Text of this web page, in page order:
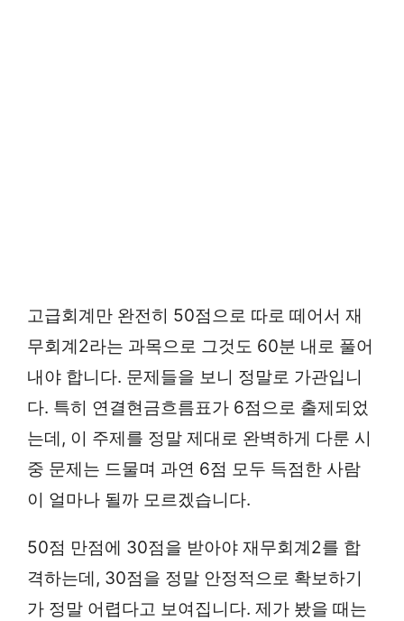
고급회계만 완전히 50점으로 따로 떼어서 재
무회계2라는 과목으로 그것도 60분 내로 풀어
내야 합니다. 문제들을 보니 정말로 가관입니
다. 특히 연결현금흐름표가 6점으로 출제되었
는데, 이 주제를 정말 제대로 완벽하게 다룬 시
중 문제는 드물며 과연 6점 모두 득점한 사람
이 얼마나 될까 모르겠습니다.
50점 만점에 30점을 받아야 재무회계2를 합
격하는데, 30점을 정말 안정적으로 확보하기
가 정말 어렵다고 보여집니다. 제가 봤을 때는